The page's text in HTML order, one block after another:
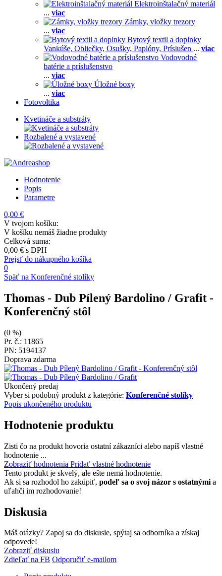
Elektroinštalačný materiál
... viac
Zámky, vložky trezory
... viac
Bytový textil a doplnky
Vankúše, Obliečky, Osušky, Paplóny, Príslušen ... viac
Vodovodné
batérie a príslušenstvo
... viac
Úložné boxy
... viac
Fotovoltika
Kvetináče a substráty
Rozbalené a vystavené
Hodnotenie
Popis
Parametre
0,00 €
V tvojom košíku:
V košíku nemáš žiadne produkty
Celková suma:
0,00 € s DPH
Prejsť do nákupného košíka
0
Späť na Konferenčné stolíky
Thomas - Dub Pílený Bardolino / Grafit -
Konferenčný stôl
(0 %)
Pr. č.: 11865
PN: 5194137
Doprava zdarma
Ukončený predaj
Vyber si podobný produkt z kategórie: Konferenčné stolíky
Popis ukončeného produktu
Hodnotenie produktu
Zisti čo na produkt hovoria ostatní zákazníci alebo napíš vlastné
hodnotenie ...
Zobraziť hodnotenia Pridať vlastné hodnotenie
Tento produkt je skvelý, ale ešte nemá hodnotenie.
Ak si sa rozhodol ho zakúpiť, podeľ sa o svoj názor s ostatnými a
uľahči im rozhodovanie!
Diskusia
Máš otázky? Zapoj sa do diskusie, spýtaj sa odborníka a získaj
odpovede!
Zobraziť diskusiu
Zdieľať na FB Odporučiť e-mailom